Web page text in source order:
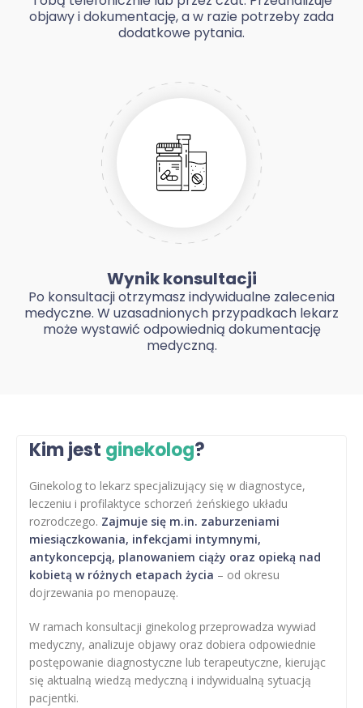
objawy i dokumentację, a w razie potrzeby zada
dodatkowe pytania.
Wynik konsultacji
Po konsultacji otrzymasz indywidualne zalecenia
medyczne. W uzasadnionych przypadkach lekarz
może wystawić odpowiednią dokumentację
medyczną.
Kim jest ginekolog?
Ginekolog to lekarz specjalizujący się w diagnostyce,
leczeniu i profilaktyce schorzeń żeńskiego układu
rozrodczego. Zajmuje się m.in. zaburzeniami
miesiączkowania, infekcjami intymnymi,
antykoncepcją, planowaniem ciąży oraz opieką nad
kobietą w różnych etapach życia – od okresu
dojrzewania po menopauzę.
W ramach konsultacji ginekolog przeprowadza wywiad
medyczny, analizuje objawy oraz dobiera odpowiednie
postępowanie diagnostyczne lub terapeutyczne, kierując
się aktualną wiedzą medyczną i indywidualną sytuacją
pacjentki.